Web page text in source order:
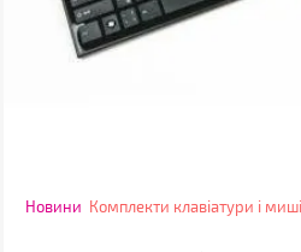
Новини Комплекти клавіатури і миші